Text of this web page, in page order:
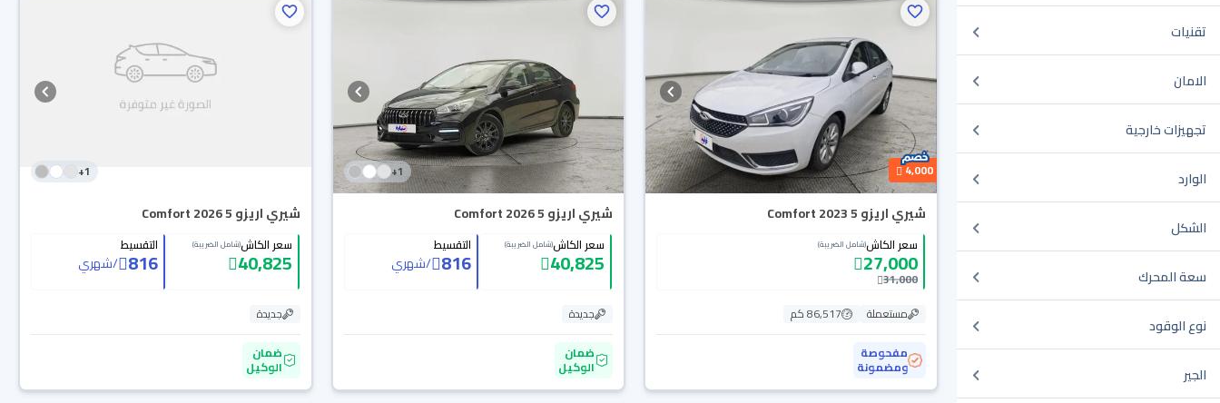
تقنيات
الامان
تجهيزات خارجية
الوارد
الشكل
سعة المحرك
نوع الوقود
الجير
4,000
شيري اريزو 5 Comfort 2023
سعر الكاش(شامل الضريبة)
27,000
31,000
مستعملة
86,517 كم
مفحوصة
ومضمونة
1
+
شيري اريزو 5 Comfort 2026
سعر الكاش(شامل الضريبة)
40,825
التقسيط
816
/شهري
جديدة
ضمان
الوكيل
1
+
شيري اريزو 5 Comfort 2026
سعر الكاش(شامل الضريبة)
40,825
التقسيط
816
/شهري
جديدة
ضمان
الوكيل